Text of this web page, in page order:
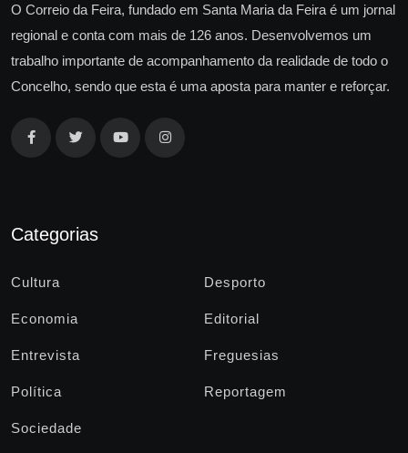
O Correio da Feira, fundado em Santa Maria da Feira é um jornal
regional e conta com mais de 126 anos. Desenvolvemos um
trabalho importante de acompanhamento da realidade de todo o
Concelho, sendo que esta é uma aposta para manter e reforçar.
Categorias
Cultura Desporto
Economia Editorial
Entrevista Freguesias
Política Reportagem
Sociedade